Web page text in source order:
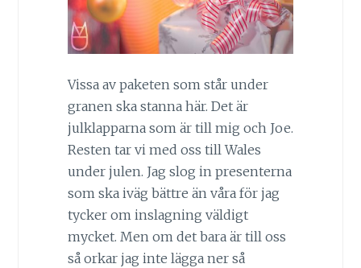
Vissa av paketen som står under
granen ska stanna här. Det är
julklapparna som är till mig och Joe.
Resten tar vi med oss till Wales
under julen. Jag slog in presenterna
som ska iväg bättre än våra för jag
tycker om inslagning väldigt
mycket. Men om det bara är till oss
så orkar jag inte lägga ner så